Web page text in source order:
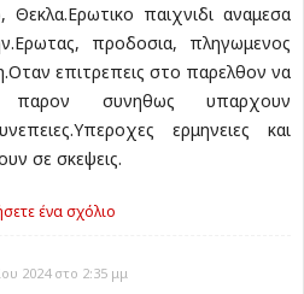
Θεκλα.Ερωτικο παιχνιδι αναμεσα
προδοσια, πληγωμενος
επιτρεπεις στο παρελθον να
παρον συνηθως υπαρχουν
ερμηνειες και
σε σκεψεις.
ένα σχόλιο
2024 στο 2:35 μμ